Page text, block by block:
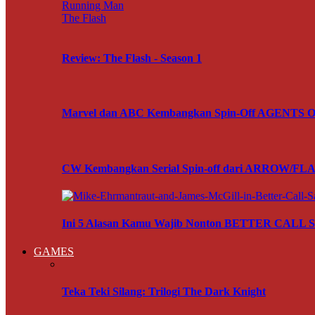
Running Man
The Flash
Review: The Flash - Season 1
Marvel dan ABC Kembangkan Spin-Off AGENTS
CW Kembangkan Serial Spin-off dari ARROW/
Ini 5 Alasan Kamu Wajib Nonton BETTER CALL
GAMES
Teka Teki Silang: Trilogi The Dark Knight